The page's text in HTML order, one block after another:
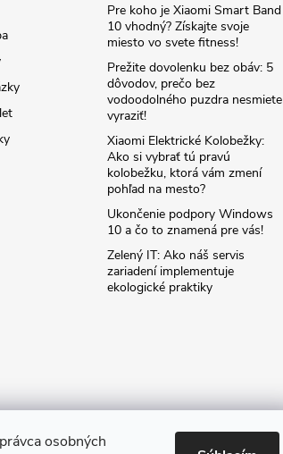
osobných
Pre koho je Xiaomi Smart Band
10 vhodný? Získajte svoje
miesto vo svete fitness!
Prežite dovolenku bez obáv: 5
dôvodov, prečo bez
vodoodolného puzdra nesmiete
vyraziť!
Xiaomi Elektrické Kolobežky:
Ako si vybrať tú pravú
kolobežku, ktorá vám zmení
pohľad na mesto?
Ukončenie podpory Windows
10 a čo to znamená pre vás!
Zelený IT: Ako náš servis
zariadení implementuje
ekologické praktiky